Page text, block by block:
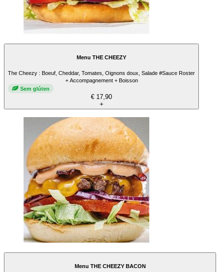
Menu THE CHEEZY
The Cheezy : Boeuf, Cheddar, Tomates, Oignons doux, Salade #Sauce Roster
+ Accompagnement + Boisson
Sem glúten
€ 17,90
+
Menu THE CHEEZY BACON